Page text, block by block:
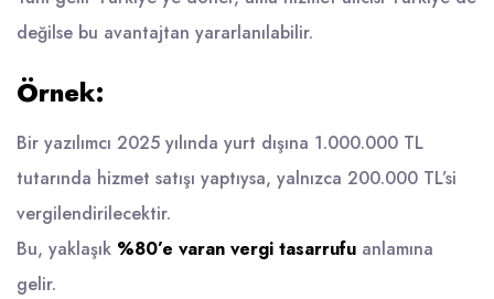
değilse bu avantajtan yararlanılabilir.
Örnek:
Bir yazılımcı 2025 yılında yurt dışına 1.000.000 TL
tutarında hizmet satışı yaptıysa, yalnızca 200.000 TL’si
vergilendirilecektir.
Bu, yaklaşık %80’e varan vergi tasarrufu anlamına
gelir.